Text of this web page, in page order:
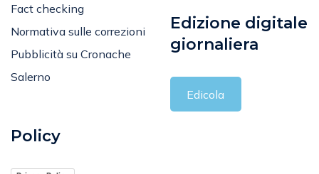
Fact checking
Normativa sulle correzioni
Pubblicità su Cronache
Salerno
Edizione digitale
giornaliera
Edicola
Policy